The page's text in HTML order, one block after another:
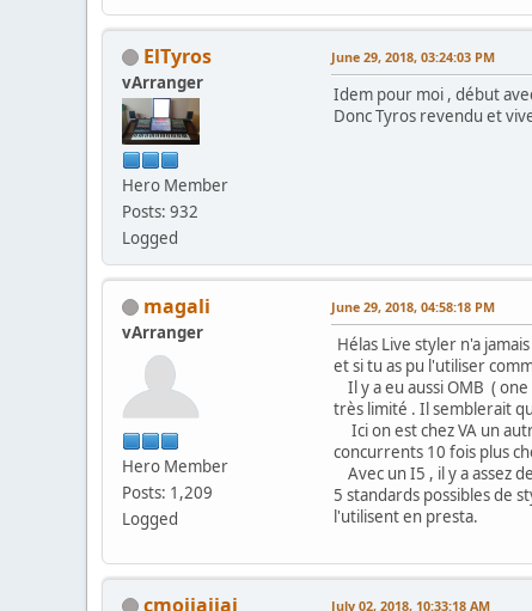
ElTyros
vArranger
Hero Member
Posts: 932
Logged
June 29, 2018, 03:24:03 PM
Idem pour moi , début
Donc Tyros revendu et
magali
vArranger
Hero Member
Posts: 1,209
Logged
June 29, 2018, 04:58:18 PM
Hélas Live styler n'a
et si tu as pu l'utiliser
Il y a eu aussi OMB (
très limité . Il semblerait
Ici on est chez VA un
concurrents 10 fois plus
Avec un I5 , il y a assez
5 standards possibles de
l'utilisent en presta.
cmoijaijai July 02, 2018, 10:33:18 AM